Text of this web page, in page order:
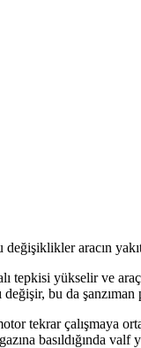
aracın yakıt
yükselir ve araç
bu da şanzıman
tekrar çalışmaya
basıldığında valf